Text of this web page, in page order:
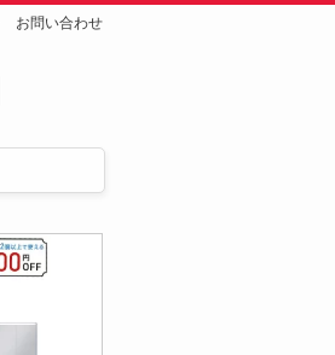
お問い合わせ